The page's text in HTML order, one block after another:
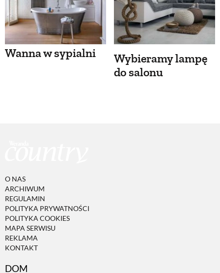
Wanna w sypialni
Wybieramy lampę
do salonu
O NAS
ARCHIWUM
REGULAMIN
POLITYKA PRYWATNOŚCI
POLITYKA COOKIES
MAPA SERWISU
REKLAMA
KONTAKT
DOM